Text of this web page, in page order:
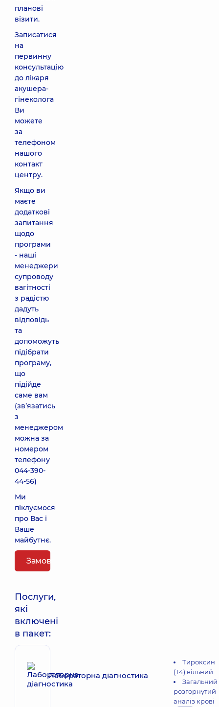
планові
візити.
Записатися
на
первинну
консультацію
до лікаря
акушера-
гінеколога
Ви
можете
за
телефоном
нашого
контакт
центру.
Якщо ви
маєте
додаткові
запитання
щодо
програми
- наші
менеджери
супроводу
вагітності
з радістю
дадуть
відповідь
та
допоможуть
підібрати
програму,
що
підійде
саме вам
(звʼязатись
з
менеджером
можна за
номером
телефону
044-390-
44-56)
Ми
піклуємося
про Вас і
Ваше
майбутнє.
Замовити пакет
Послуги,
які
включені
в пакет:
Лабораторна діагностика
Тироксин
(Т4) вільний
Загальний
розгорнутий
аналіз крові